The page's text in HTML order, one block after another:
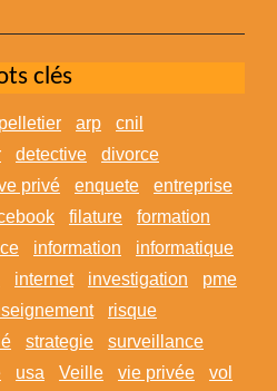
clés
arp
cnil
detective
divorce
privé enquete
entreprise
filature
formation
information
informatique
internet investigation
pme
risque
strategie
surveillance
usa Veille vie privée vol